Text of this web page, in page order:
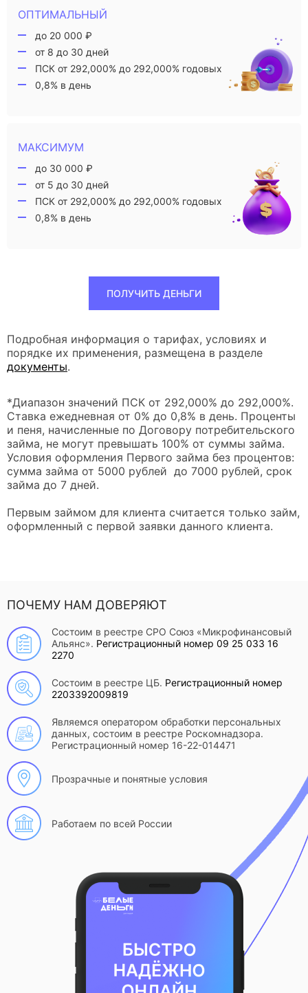
ОПТИМАЛЬНЫЙ
до 20 000 ₽
от 8 до 30 дней
ПСК от 292,000% до 292,000% годовых
0,8% в день
МАКСИМУМ
до 30 000 ₽
от 5 до 30 дней
ПСК от 292,000% до 292,000% годовых
0,8% в день
ПОЛУЧИТЬ ДЕНЬГИ
Подробная информация о тарифах, условиях и
порядке их применения, размещена в разделе
документы.
*Диапазон значений ПСК от 292,000% до 292,000%.
Ставка ежедневная от 0% до 0,8% в день. Проценты
и пеня, начисленные по Договору потребительского
займа, не могут превышать 100% от суммы займа.
Условия оформления Первого займа без процентов:
сумма займа от 5000 рублей до 7000 рублей, срок
займа до 7 дней.
Первым займом для клиента считается только займ,
оформленный с первой заявки данного клиента.
ПОЧЕМУ НАМ ДОВЕРЯЮТ
Состоим в реестре СРО Союз «Микрофинансовый
Альянс». Регистрационный номер 09 25 033 16
2270
Состоим в реестре ЦБ. Регистрационный номер
2203392009819
Являемся оператором обработки персональных
данных, состоим в реестре Роскомнадзора.
Регистрационный номер 16-22-014471
Прозрачные и понятные условия
Работаем по всей России